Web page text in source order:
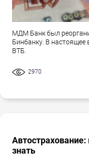
МДМ Банк был
Бинбанку. В настоящее
ВТБ.
2970
знать